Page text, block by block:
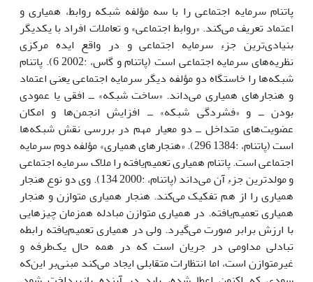
پاتنام سرمایه اجتماعی را با سه مؤلفه شبکه روابط، همیاری و
اعتماد تعریف می‌کند. «روابط اجتماعی» و تعاملات افراد با یکدیگر
بنیادی‌ترین جزءِ سرمایه اجتماعی و در واقع ایده مرکزی
نظریه‌های سرمایه اجتماعی است (پاتنام و گاس، :2002 6). پاتنام
شبکه‌ها را خاستگاه دو مؤلفه دیگر سرمایه اجتماعی یعنی اعتماد
و هنجارهای همیاری می‌داند. «ساخت شبکه» ــ افقی یا عمودی
بودن ــ و «فشردگی شبکه» ــ افزایش انجمن‌ها و امکان
عضویت‌های متداخل ــ دو معیار مهم در بررسی نقش شبکه‌ها
است (پاتنام، :1384 296). «هنجارهای همیاری» مؤلفه دوم سرمایه
اجتماعی است. پاتنام همیاری تعمیم‌یافته را ملاک سرمایه اجتماعی
و مولدترین جزءِ آن می‌داند (پاتنام، :2000 134). وی دو نوع هنجار
همیاری را از هم تفکیک می‌کند. هنجار همیاری متوازن و هنجار
همیاری تعمیم‌یافته. در همیاری متوازن مبادله همزمان چیزهایی
با ارزش برابر صورت می‌گیرد. ولی در همیاری تعمیم‌یافته رابطه
تبادلی مداومی در جریان است که در همه حال یک‌طرفه و
غیرمتوازن است، اما انتظارات متقابلی ایجاد می‌کند مبنی‌بر این‌که